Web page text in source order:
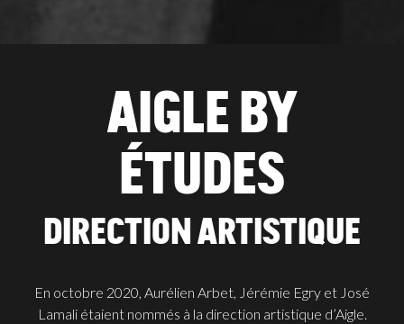
AIGLE BY
ÉTUDES
DIRECTION ARTISTIQUE
En octobre 2020, Aurélien Arbet, Jérémie Egry et José
Lamali étaient nommés à la direction artistique d’Aigle.